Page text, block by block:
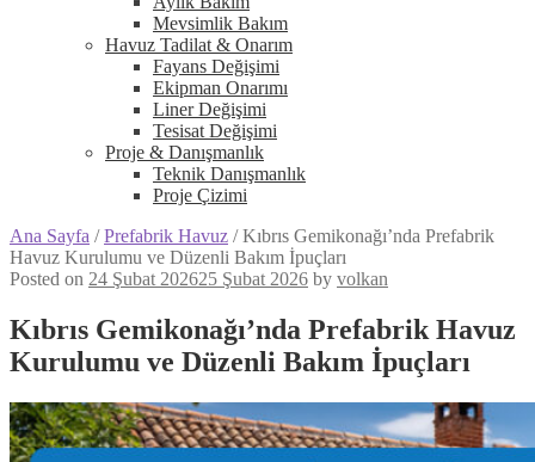
Mevsimlik Bakım
Havuz Tadilat & Onarım
Fayans Değişimi
Ekipman Onarımı
Liner Değişimi
Tesisat Değişimi
Proje & Danışmanlık
Teknik Danışmanlık
Proje Çizimi
Ana Sayfa /Prefabrik Havuz /Kıbrıs Gemikonağı’nda Prefabrik
Havuz Kurulumu ve Düzenli Bakım İpuçları
Posted on 24 Şubat 202625 Şubat 2026 by volkan
Kıbrıs Gemikonağı’nda Prefabrik Havuz
Kurulumu ve Düzenli Bakım İpuçları